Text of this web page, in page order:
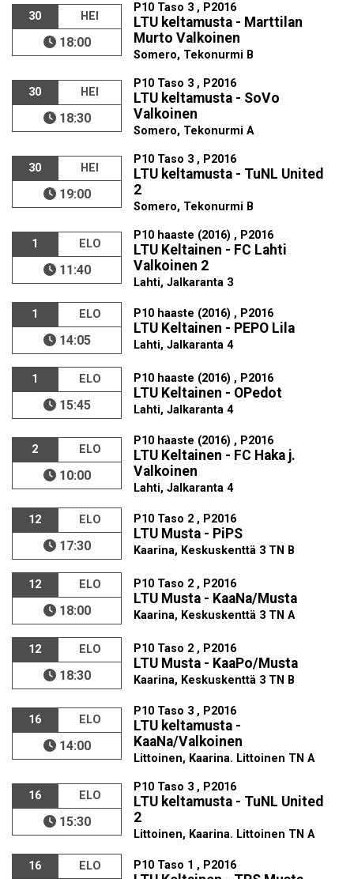
30 HEI
18:00
P10 Taso 3 , P2016
LTU keltamusta - Marttilan
Murto Valkoinen
Somero, Tekonurmi B
30 HEI
18:30
P10 Taso 3 , P2016
LTU keltamusta - SoVo
Valkoinen
Somero, Tekonurmi A
30 HEI
19:00
P10 Taso 3 , P2016
LTU keltamusta - TuNL United
2
Somero, Tekonurmi B
1 ELO
11:40
P10 haaste (2016) , P2016
LTU Keltainen - FC Lahti
Valkoinen 2
Lahti, Jalkaranta 3
1 ELO
14:05
P10 haaste (2016) , P2016
LTU Keltainen - PEPO Lila
Lahti, Jalkaranta 4
1 ELO
15:45
P10 haaste (2016) , P2016
LTU Keltainen - OPedot
Lahti, Jalkaranta 4
2 ELO
10:00
P10 haaste (2016) , P2016
LTU Keltainen - FC Haka j.
Valkoinen
Lahti, Jalkaranta 4
12 ELO
17:30
P10 Taso 2 , P2016
LTU Musta - PiPS
Kaarina, Keskuskenttä 3 TN B
12 ELO
18:00
P10 Taso 2 , P2016
LTU Musta - KaaNa/Musta
Kaarina, Keskuskenttä 3 TN A
12 ELO
18:30
P10 Taso 2 , P2016
LTU Musta - KaaPo/Musta
Kaarina, Keskuskenttä 3 TN B
16 ELO
14:00
P10 Taso 3 , P2016
LTU keltamusta -
KaaNa/Valkoinen
Littoinen, Kaarina. Littoinen TN A
16 ELO
15:30
P10 Taso 3 , P2016
LTU keltamusta - TuNL United
2
Littoinen, Kaarina. Littoinen TN A
16 ELO P10 Taso 1 , P2016